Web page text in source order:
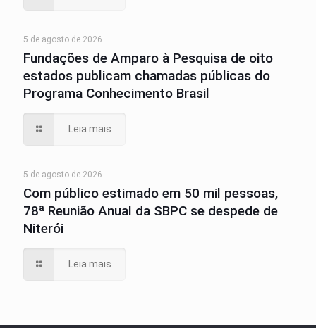
5 de agosto de 2026
Fundações de Amparo à Pesquisa de oito
estados publicam chamadas públicas do
Programa Conhecimento Brasil
Leia mais
5 de agosto de 2026
Com público estimado em 50 mil pessoas,
78ª Reunião Anual da SBPC se despede de
Niterói
Leia mais